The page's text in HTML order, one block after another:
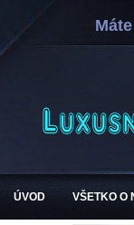
ÚVOD VŠETKO O